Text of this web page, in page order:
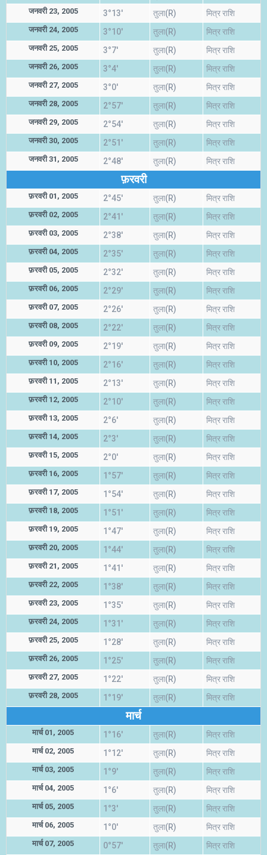
जनवरी 23, 2005 3°13' तुला(R) मित्र राशि
जनवरी 24, 2005 3°10' तुला(R) मित्र राशि
जनवरी 25, 2005 3°7' तुला(R) मित्र राशि
जनवरी 26, 2005 3°4' तुला(R) मित्र राशि
जनवरी 27, 2005 3°0' तुला(R) मित्र राशि
जनवरी 28, 2005 2°57' तुला(R) मित्र राशि
जनवरी 29, 2005 2°54' तुला(R) मित्र राशि
जनवरी 30, 2005 2°51' तुला(R) मित्र राशि
जनवरी 31, 2005 2°48' तुला(R) मित्र राशि
फ़रवरी
फ़रवरी 01, 2005 2°45' तुला(R) मित्र राशि
फ़रवरी 02, 2005 2°41' तुला(R) मित्र राशि
फ़रवरी 03, 2005 2°38' तुला(R) मित्र राशि
फ़रवरी 04, 2005 2°35' तुला(R) मित्र राशि
फ़रवरी 05, 2005 2°32' तुला(R) मित्र राशि
फ़रवरी 06, 2005 2°29' तुला(R) मित्र राशि
फ़रवरी 07, 2005 2°26' तुला(R) मित्र राशि
फ़रवरी 08, 2005 2°22' तुला(R) मित्र राशि
फ़रवरी 09, 2005 2°19' तुला(R) मित्र राशि
फ़रवरी 10, 2005 2°16' तुला(R) मित्र राशि
फ़रवरी 11, 2005 2°13' तुला(R) मित्र राशि
फ़रवरी 12, 2005 2°10' तुला(R) मित्र राशि
फ़रवरी 13, 2005 2°6' तुला(R) मित्र राशि
फ़रवरी 14, 2005 2°3' तुला(R) मित्र राशि
फ़रवरी 15, 2005 2°0' तुला(R) मित्र राशि
फ़रवरी 16, 2005 1°57' तुला(R) मित्र राशि
फ़रवरी 17, 2005 1°54' तुला(R) मित्र राशि
फ़रवरी 18, 2005 1°51' तुला(R) मित्र राशि
फ़रवरी 19, 2005 1°47' तुला(R) मित्र राशि
फ़रवरी 20, 2005 1°44' तुला(R) मित्र राशि
फ़रवरी 21, 2005 1°41' तुला(R) मित्र राशि
फ़रवरी 22, 2005 1°38' तुला(R) मित्र राशि
फ़रवरी 23, 2005 1°35' तुला(R) मित्र राशि
फ़रवरी 24, 2005 1°31' तुला(R) मित्र राशि
फ़रवरी 25, 2005 1°28' तुला(R) मित्र राशि
फ़रवरी 26, 2005 1°25' तुला(R) मित्र राशि
फ़रवरी 27, 2005 1°22' तुला(R) मित्र राशि
फ़रवरी 28, 2005 1°19' तुला(R) मित्र राशि
मार्च
मार्च 01, 2005 1°16' तुला(R) मित्र राशि
मार्च 02, 2005 1°12' तुला(R) मित्र राशि
मार्च 03, 2005 1°9' तुला(R) मित्र राशि
मार्च 04, 2005 1°6' तुला(R) मित्र राशि
मार्च 05, 2005 1°3' तुला(R) मित्र राशि
मार्च 06, 2005 1°0' तुला(R) मित्र राशि
मार्च 07, 2005 0°57' तुला(R) मित्र राशि